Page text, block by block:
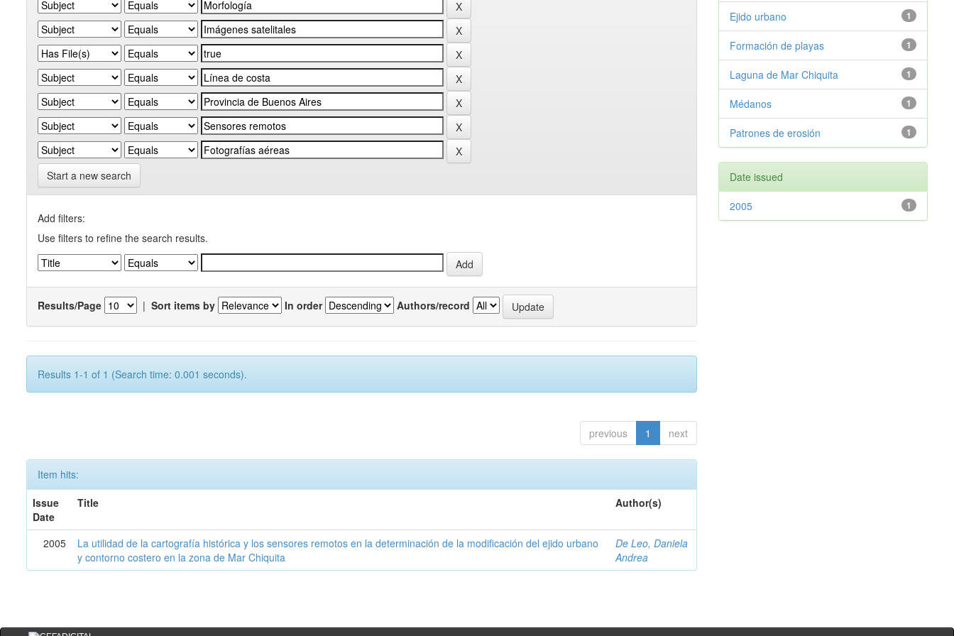
Start a new search
Add filters:
Use filters to refine the search results.
Results/Page | Sort items by In order Authors/record
Results 1-1 of 1 (Search time: 0.001 seconds).
previous 1 next
Item hits:
Issue
Date
Title Author(s)
2005
La utilidad de la cartografía histórica y los sensores remotos en la determinación de la modificación del ejido urbano
y contorno costero en la zona de Mar Chiquita
De Leo, Daniela
Andrea
1
Ejido urbano
1
Formación de playas
1
Laguna de Mar Chiquita
1
Médanos
1
Patrones de erosión
Date issued
1
2005